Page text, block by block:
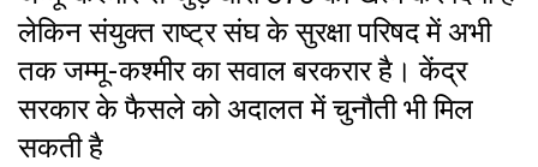
लेकिन संयुक्त राष्ट्र संघ के सुरक्षा परिषद में अभी
तक जम्मू-कश्मीर का सवाल बरकरार है। केंद्र
सरकार के फैसले को अदालत में चुनौती भी मिल
सकती है